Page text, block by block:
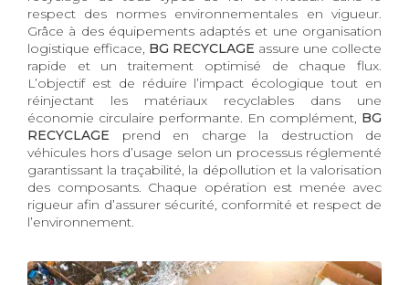
respect des normes environnementales en vigueur.
Grâce à des équipements adaptés et une organisation
logistique efficace, BG RECYCLAGE assure une collecte
rapide et un traitement optimisé de chaque flux.
L’objectif est de réduire l’impact écologique tout en
réinjectant les matériaux recyclables dans une
économie circulaire performante. En complément, BG
RECYCLAGE prend en charge la destruction de
véhicules hors d’usage selon un processus réglementé
garantissant la traçabilité, la dépollution et la valorisation
des composants. Chaque opération est menée avec
rigueur afin d’assurer sécurité, conformité et respect de
l’environnement.